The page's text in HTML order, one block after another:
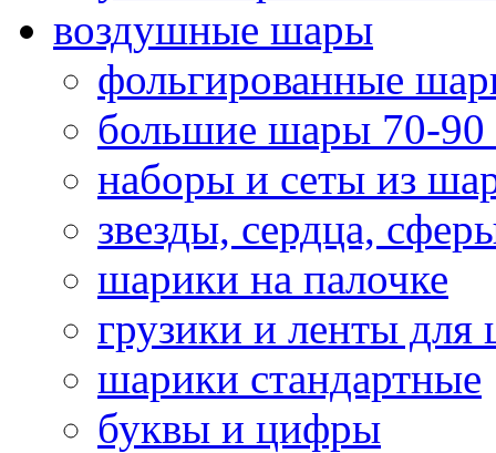
воздушные шары
фольгированные
большие шары 70-90
наборы и сеты из
звезды, сердца,
шарики на палочке
грузики и ленты для
шарики стандартные
буквы и цифры